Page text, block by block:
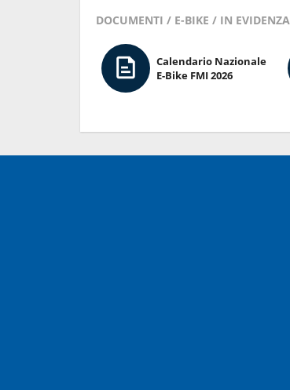
DOCUMENTI / E-BIKE / IN EVIDENZA
Calendario Nazionale
E-Bike FMI 2026